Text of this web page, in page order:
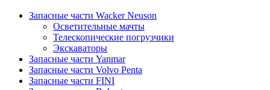
Запасные части Wacker Neuson
Осветительные мачты
Телескопические погрузчики
Экскаваторы
Запасные части Yanmar
Запасные части Volvo Penta
Запасные части FINI